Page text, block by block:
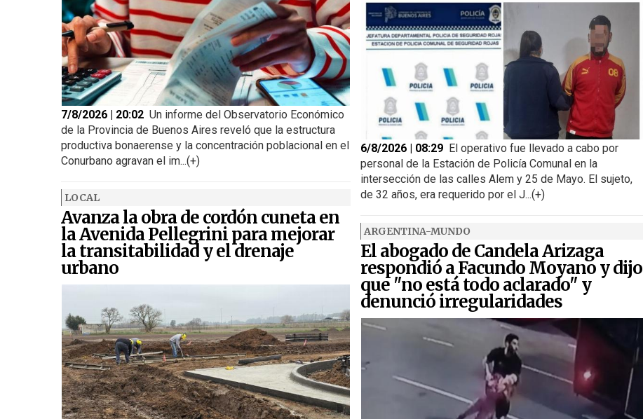
7/8/2026 | 20:02 Un informe del Observatorio Económico
de la Provincia de Buenos Aires reveló que la estructura
productiva bonaerense y la concentración poblacional en el
Conurbano agravan el im...(+)
LOCAL
Avanza la obra de cordón cuneta en
la Avenida Pellegrini para mejorar
la transitabilidad y el drenaje
urbano
6/8/2026 | 08:29 El operativo fue llevado a cabo por
personal de la Estación de Policía Comunal en la
intersección de las calles Alem y 25 de Mayo. El sujeto,
de 32 años, era requerido por el J...(+)
ARGENTINA-MUNDO
El abogado de Candela Arizaga
respondió a Facundo Moyano y dijo
que "no está todo aclarado" y
denunció irregularidades